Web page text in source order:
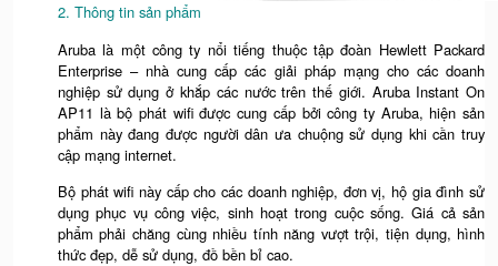
2. Thông tin sản phẩm
Aruba là một công ty nổi tiếng thuộc tập đoàn Hewlett Packard
Enterprise – nhà cung cấp các giải pháp mạng cho các doanh
nghiệp sử dụng ở khắp các nước trên thế giới. Aruba Instant On
AP11 là bộ phát wifi được cung cấp bởi công ty Aruba, hiện sản
phẩm này đang được người dân ưa chuộng sử dụng khi cần truy
cập mạng internet.
Bộ phát wifi này cấp cho các doanh nghiệp, đơn vị, hộ gia đình sử
dụng phục vụ công việc, sinh hoạt trong cuộc sống. Giá cả sản
phẩm phải chăng cùng nhiều tính năng vượt trội, tiện dụng, hình
thức đẹp, dễ sử dụng, đồ bền bỉ cao.